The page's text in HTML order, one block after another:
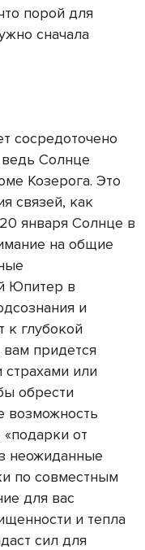
порой для
сначала
сосредоточено
ведь Солнце
Козерога. Это
связей, как
января Солнце в
на общие
Юпитер в
и
к глубокой
придется
страхами или
обрести
возможность
от
неожиданные
по совместным
для вас
и тепла
сил для